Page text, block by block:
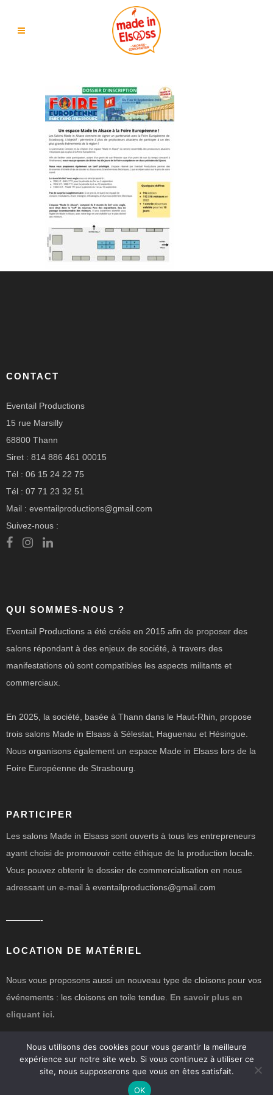
CONTACT
Eventail Productions
15 rue Marsilly
68800 Thann
Siret : 814 886 461 00015
Tél : 06 15 24 22 75
Tél : 07 71 23 32 51
Mail : eventailproductions@gmail.com
Suivez-nous :
QUI SOMMES-NOUS ?
Eventail Productions a été créée en 2015 afin de proposer des
salons répondant à des enjeux de société, à travers des
manifestations où sont compatibles les aspects militants et
commerciaux.
En 2025, la société, basée à Thann dans le Haut-Rhin, propose
trois salons Made in Elsass à Sélestat, Haguenau et Hésingue.
Nous organisons également un espace Made in Elsass lors de la
Foire Européenne de Strasbourg.
PARTICIPER
Les salons Made in Elsass sont ouverts à tous les entrepreneurs
ayant choisi de promouvoir cette éthique de la production locale.
Vous pouvez obtenir le dossier de commercialisation en nous
adressant un e-mail à eventailproductions@gmail.com
————-
LOCATION DE MATÉRIEL
Nous vous proposons aussi un nouveau type de cloisons pour vos
événements : les cloisons en toile tendue. En savoir plus en
cliquant ici.
Nous utilisons des cookies pour vous garantir la meilleure
expérience sur notre site web. Si vous continuez à utiliser ce
site, nous supposerons que vous en êtes satisfait.
OK